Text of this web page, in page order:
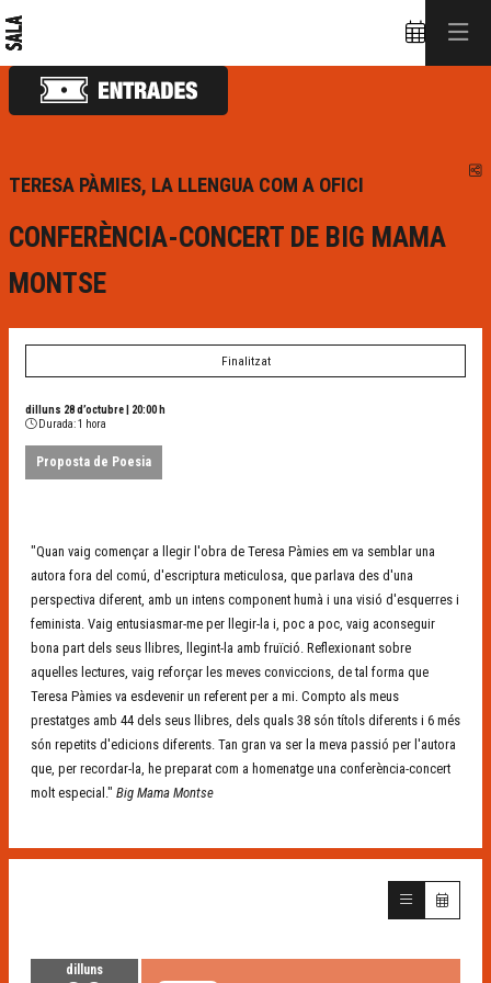
TERESA PÀMIES, LA LLENGUA COM A OFICI
CONFERÈNCIA-CONCERT DE BIG MAMA
MONTSE
Finalitzat
dilluns 28 d’octubre
20:00 h
Durada:1 hora
Proposta de Poesia
"Quan vaig començar a llegir l'obra de Teresa Pàmies em va semblar una
autora fora del comú, d'escriptura meticulosa, que parlava des d'una
perspectiva diferent, amb un intens component humà i una visió d'esquerres i
feminista. Vaig entusiasmar-me per llegir-la i, poc a poc, vaig aconseguir
bona part dels seus llibres, llegint-la amb fruïció. Reflexionant sobre
aquelles lectures, vaig reforçar les meves conviccions, de tal forma que
Teresa Pàmies va esdevenir un referent per a mi. Compto als meus
prestatges amb 44 dels seus llibres, dels quals 38 són títols diferents i 6 més
són repetits d'edicions diferents. Tan gran va ser la meva passió per l'autora
que, per recordar-la, he preparat com a homenatge una conferència-concert
molt especial." Big Mama Montse
dilluns